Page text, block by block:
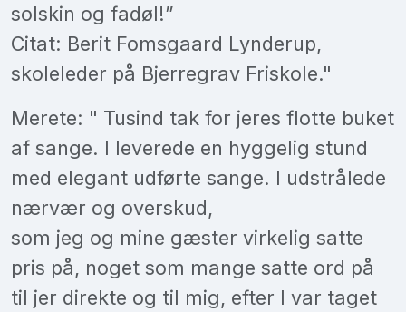
solskin og fadøl!”
Citat: Berit Fomsgaard Lynderup,
skoleleder på Bjerregrav Friskole."
Merete: " Tusind tak for jeres flotte buket
af sange. I leverede en hyggelig stund
med elegant udførte sange. I udstrålede
nærvær og overskud,
som jeg og mine gæster virkelig satte
pris på, noget som mange satte ord på
til jer direkte og til mig, efter I var taget